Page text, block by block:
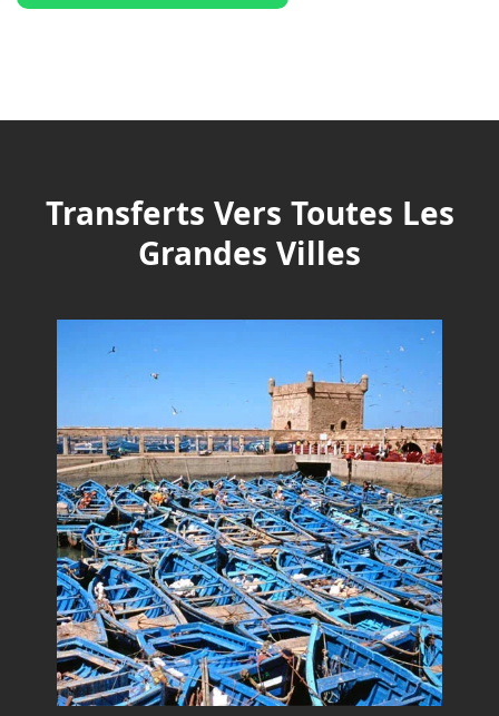
Transferts Vers Toutes Les
Grandes Villes